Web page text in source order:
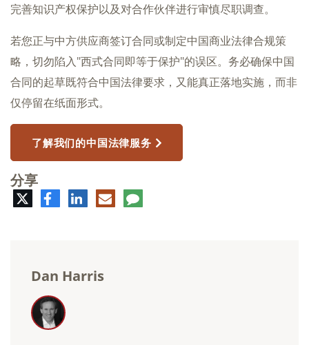
完善知识产权保护以及对合作伙伴进行审慎尽职调查。
若您正与中方供应商签订合同或制定中国商业法律合规策
略，切勿陷入"西式合同即等于保护"的误区。务必确保中国
合同的起草既符合中国法律要求，又能真正落地实施，而非
仅停留在纸面形式。
了解我们的中国法律服务
分享
特
脸
书
领
英
电
子
评
论
Dan Harris